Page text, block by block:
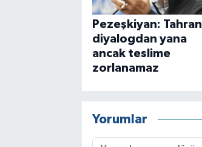
Pezeşkiyan: Tahran
diyalogdan yana
ancak teslime
zorlanamaz
Yorumlar